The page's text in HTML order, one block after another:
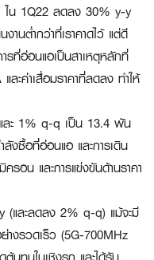
ใน 1Q22 ลดลง 30% y-y
นต่ำกว่าที่เราคาดไว้ แต่ดี
รที่อ่อนแอเป็นสาเหตุหลักที่
ะค่าเสื่อมราคาที่ลดลง ทำให้
ละ 1% q-q เป็น 13.4 พัน
งซื้อที่อ่อนแอ และการเดิน
รอน และการแข่งขันด้านราคา
และลดลง 2% q-q) แม้จะมี
างรวดเร็ว (5G-700MHz